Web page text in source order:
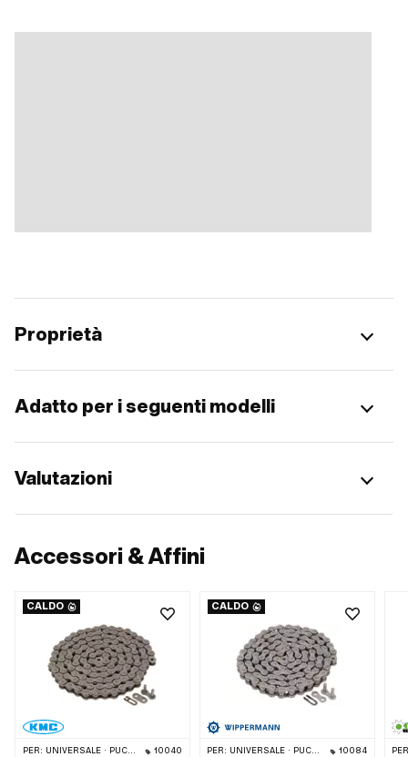
Proprietà
Adatto per i seguenti modelli
Valutazioni
Accessori & Affini
CALDO
PER: UNIVERSALE · PUCH · SACHS · PONY / CILO (BETA 521 E 512) · ZÜNDAPP BELMONDO · TOMOS · CIAO BICICLETTA · ALPA CHOPPER / TURBO · CILO 10040
CALDO
PER: UNIVERSALE · PUCH · SACHS · PONY / CILO (BETA 521 E 512) · ZÜNDAPP BELMONDO · TOMOS · CIAO BICICLETTA · CILO 10084